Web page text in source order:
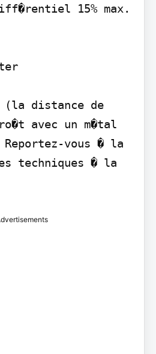
15% max.
(la distance de
avec un m�tal
vous � la
techniques � la